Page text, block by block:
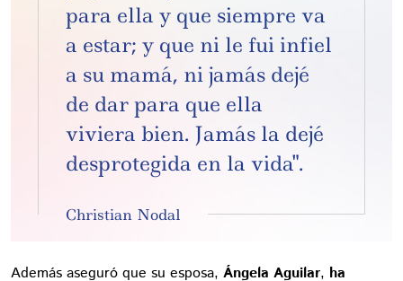
para ella y que siempre va
a estar; y que ni le fui infiel
a su mamá, ni jamás dejé
de dar para que ella
viviera bien. Jamás la dejé
desprotegida en la vida".
Christian Nodal
Además aseguró que su esposa, Ángela Aguilar, ha